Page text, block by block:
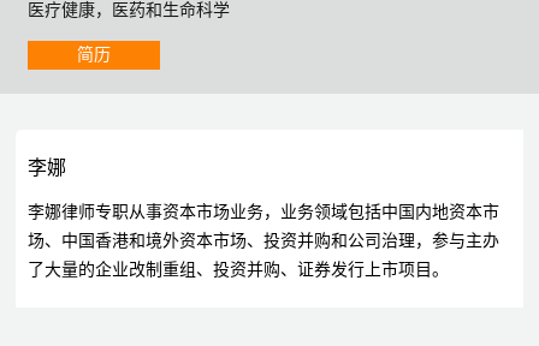
医疗健康，医药和生命科学
简历
李娜
李娜律师专职从事资本市场业务，业务领域包括中国内地资本市
场、中国香港和境外资本市场、投资并购和公司治理，参与主办
了大量的企业改制重组、投资并购、证券发行上市项目。